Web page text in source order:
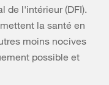
de l'intérieur (DFI).
la santé en
moins nocives
possible et